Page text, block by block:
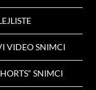
VIDEO SNIMCI
SNIMCI